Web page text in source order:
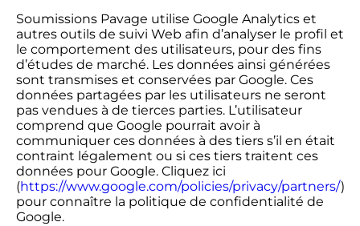
Soumissions Pavage utilise Google Analytics et
autres outils de suivi Web afin d’analyser le profil et
le comportement des utilisateurs, pour des fins
d’études de marché. Les données ainsi générées
sont transmises et conservées par Google. Ces
données partagées par les utilisateurs ne seront
pas vendues à de tierces parties. L’utilisateur
comprend que Google pourrait avoir à
communiquer ces données à des tiers s’il en était
contraint légalement ou si ces tiers traitent ces
données pour Google. Cliquez ici
(https://www.google.com/policies/privacy/partners/)
pour connaître la politique de confidentialité de
Google.